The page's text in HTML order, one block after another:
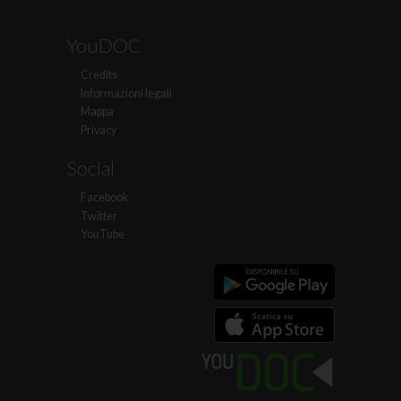
YouDOC
Credits
Informazioni legali
Mappa
Privacy
Social
Facebook
Twitter
YouTube